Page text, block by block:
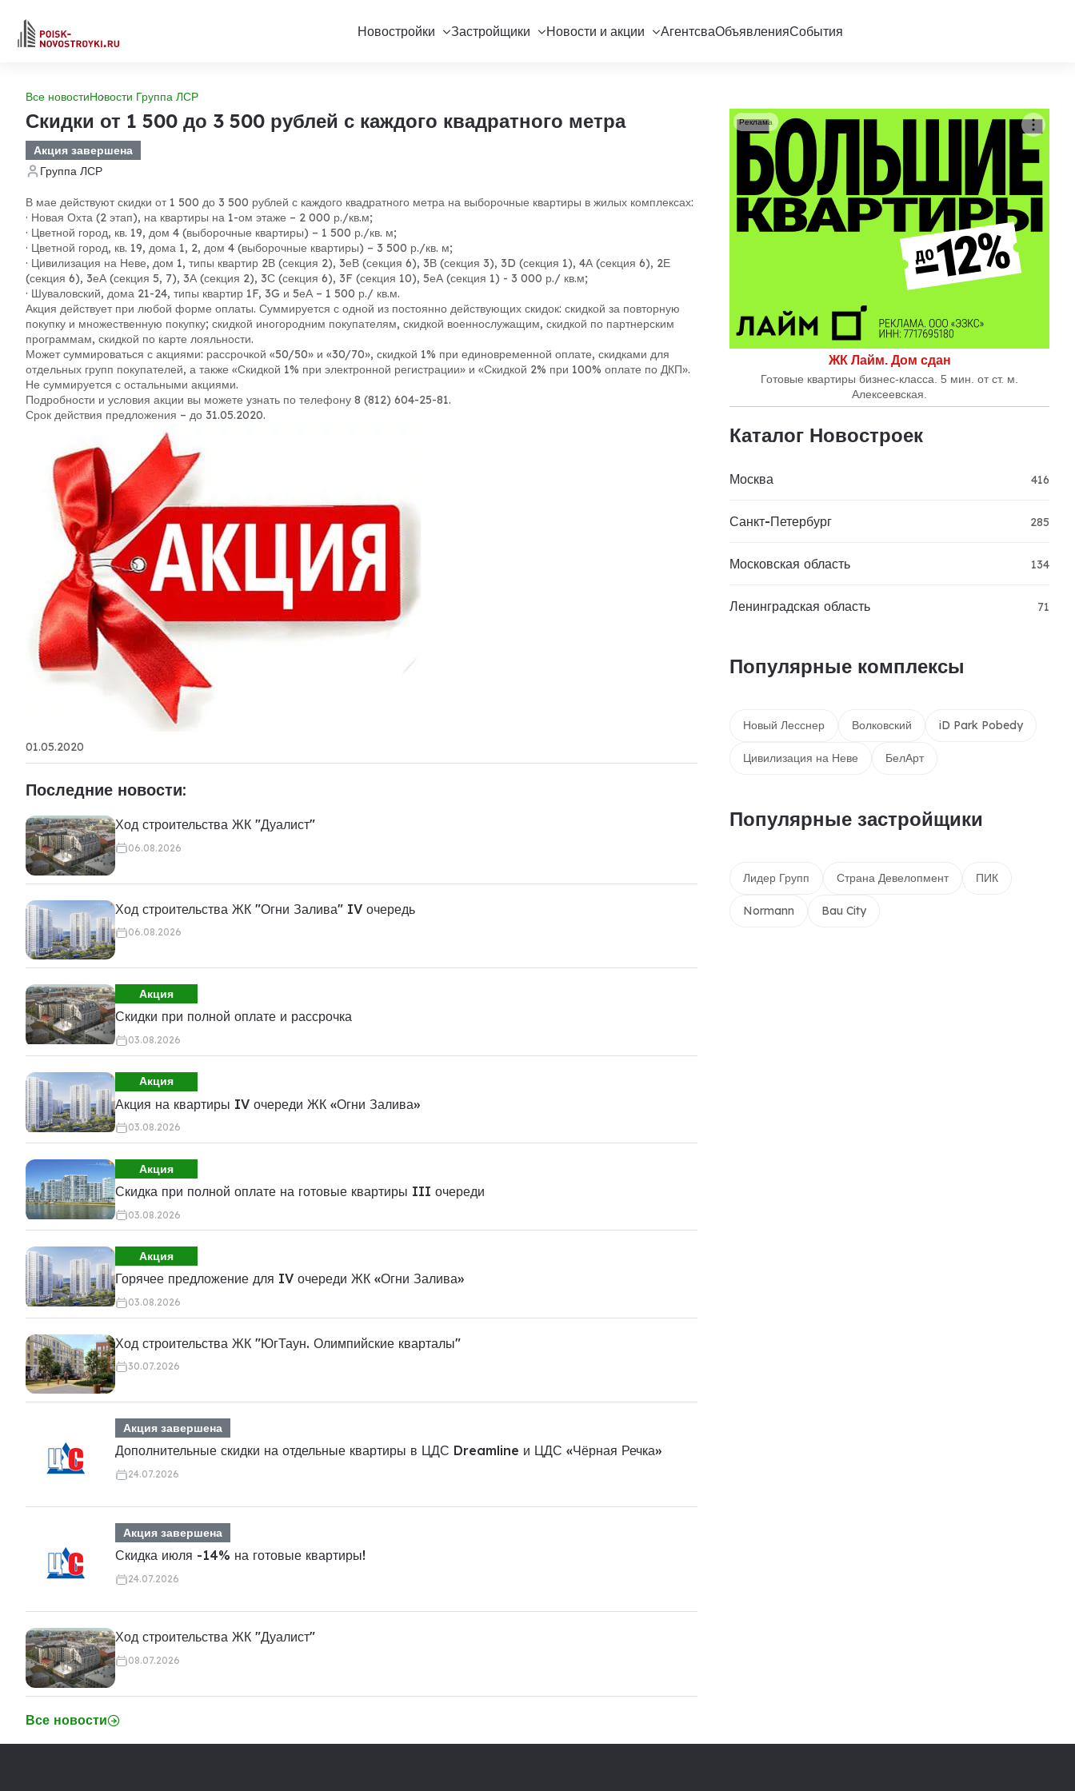
Новостройки Застройщики Новости и акции АгентсваОбъявленияСобытия
Все новостиНовости Группа ЛСР
Скидки от 1 500 до 3 500 рублей с каждого квадратного метра
Акция завершена
Группа ЛСР
В мае действуют скидки от 1 500 до 3 500 рублей с каждого квадратного метра на выборочные квартиры в жилых комплексах:
· Новая Охта (2 этап), на квартиры на 1-ом этаже – 2 000 р./кв.м;
· Цветной город, кв. 19, дом 4 (выборочные квартиры) – 1 500 р./кв. м;
· Цветной город, кв. 19, дома 1, 2, дом 4 (выборочные квартиры) – 3 500 р./кв. м;
· Цивилизация на Неве, дом 1, типы квартир 2В (секция 2), 3еВ (секция 6), 3В (секция 3), 3D (секция 1), 4А (секция 6), 2Е
(секция 6), 3еА (секция 5, 7), 3А (секция 2), 3С (секция 6), 3F (секция 10), 5еА (секция 1) - 3 000 р./ кв.м;
· Шуваловский, дома 21-24, типы квартир 1F, 3G и 5еА – 1 500 р./ кв.м.
Акция действует при любой форме оплаты. Суммируется с одной из постоянно действующих скидок: скидкой за повторную
покупку и множественную покупку; скидкой иногородним покупателям, скидкой военнослужащим, скидкой по партнерским
программам, скидкой по карте лояльности.
Может суммироваться с акциями: рассрочкой «50/50» и «30/70», скидкой 1% при единовременной оплате, скидками для
отдельных групп покупателей, а также «Скидкой 1% при электронной регистрации» и «Скидкой 2% при 100% оплате по ДКП».
Не суммируется с остальными акциями.
Подробности и условия акции вы можете узнать по телефону 8 (812) 604-25-81.
Срок действия предложения – до 31.05.2020.
01.05.2020
Последние новости:
Ход строительства ЖК "Дуалист"
06.08.2026
Ход строительства ЖК "Огни Залива" IV очередь
06.08.2026
Акция
Скидки при полной оплате и рассрочка
03.08.2026
Акция
Акция на квартиры IV очереди ЖК «Огни Залива»
03.08.2026
Акция
Скидка при полной оплате на готовые квартиры III очереди
03.08.2026
Акция
Горячее предложение для IV очереди ЖК «Огни Залива»
03.08.2026
Ход строительства ЖК "ЮгТаун. Олимпийские кварталы"
30.07.2026
Акция завершена
Дополнительные скидки на отдельные квартиры в ЦДС Dreamline и ЦДС «Чёрная Речка»
24.07.2026
Акция завершена
Скидка июля -14% на готовые квартиры!
24.07.2026
Ход строительства ЖК "Дуалист"
08.07.2026
Все новости
ЖК Лайм. Дом сдан
Готовые квартиры бизнес-класса. 5 мин. от ст. м.
Алексеевская.
Реклама
Каталог Новостроек
Москва 416
Санкт-Петербург 285
Московская область 134
Ленинградская область 71
Популярные комплексы
Новый Лесснер Волковский iD Park Pobedy
Цивилизация на Неве БелАрт
Популярные застройщики
Лидер Групп Страна Девелопмент ПИК
Normann Bau City